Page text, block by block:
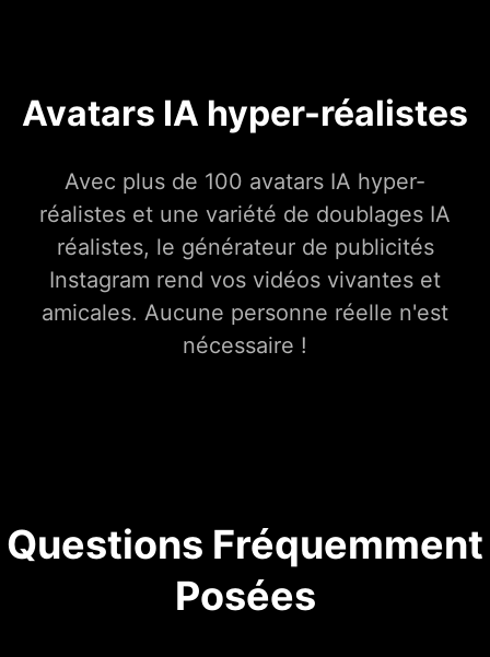
Avatars IA hyper-réalistes
Avec plus de 100 avatars IA hyper-
réalistes et une variété de doublages IA
réalistes, le générateur de publicités
Instagram rend vos vidéos vivantes et
amicales. Aucune personne réelle n'est
nécessaire !
Questions Fréquemment
Posées